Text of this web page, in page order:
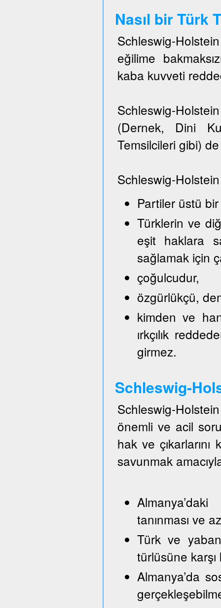
Nasıl bir Türk
Schleswig-
eğilime
kaba kuvveti
Schleswig-
(Dernek, Dini
Temsilcileri gibi)
Schleswig-
Partiler üstü
Türklerin ve
eşit haklara
sağlamak için
çoğulcudur,
özgürlükçü,
kimden ve
ırkçılık
girmez.
Schleswig-
Schleswig-
önemli ve acil
hak ve
savunmak
tanınması ve
Türk ve
türlüsüne
Almanya’da